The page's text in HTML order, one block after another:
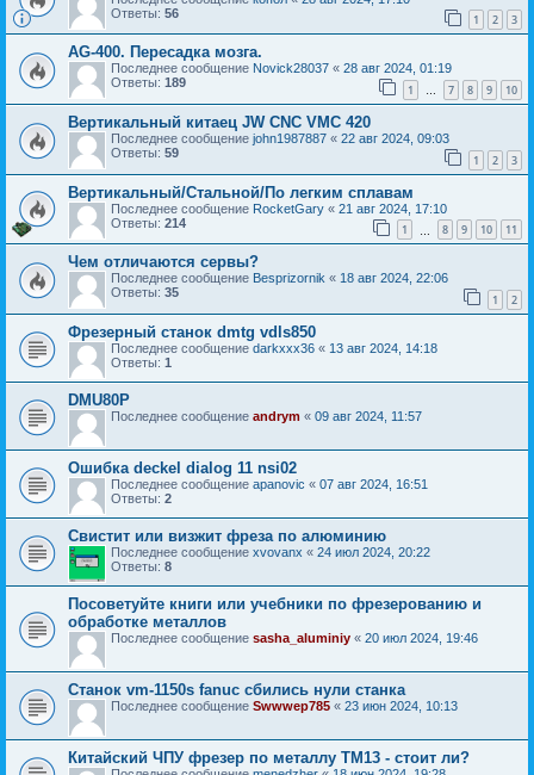
Ответы: 56 1 2 3
AG-400. Пересадка мозга.
Последнее сообщение Novick28037 « 28 авг 2024, 01:19
Ответы: 189 1 … 7 8 9 10
Вертикальный китаец JW CNC VMC 420
Последнее сообщение john1987887 « 22 авг 2024, 09:03
Ответы: 59 1 2 3
Вертикальный/Стальной/По легким сплавам
Последнее сообщение RocketGary « 21 авг 2024, 17:10
Ответы: 214 1 8 9 10 11
Чем отличаются сервы?
Последнее сообщение Besprizornik « 18 авг 2024, 22:06
Ответы: 35 1 2
Фрезерный станок dmtg vdls850
Последнее сообщение darkxxx36 « 13 авг 2024, 14:18
Ответы: 1
DMU80P
Последнее сообщение andrym « 09 авг 2024, 11:57
Ошибка deckel dialog 11 nsi02
Последнее сообщение apanovic « 07 авг 2024, 16:51
Ответы: 2
Свистит или визжит фреза по алюминию
Последнее сообщение xvovanx « 24 июл 2024, 20:22
Ответы: 8
Посоветуйте книги или учебники по фрезерованию и
обработке металлов
Последнее сообщение sasha_aluminiy « 20 июл 2024, 19:46
Станок vm-1150s fanuc сбились нули станка
Последнее сообщение Swwwep785 « 23 июн 2024, 10:13
Китайский ЧПУ фрезер по металлу TM13 - стоит ли?